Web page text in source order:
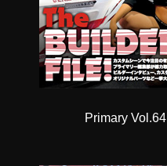
Primary Vol.64